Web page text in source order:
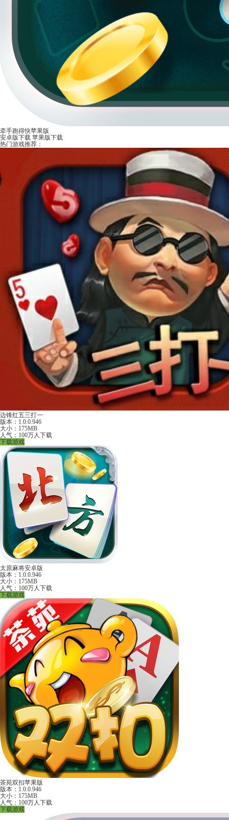
牵手跑得快苹果版
安卓版下载 苹果版下载
热门游戏推荐：
边锋红五三打一
版本：1.0.0.946
大小：175MB
人气：100万人下载
下载游戏
太原麻将安卓版
版本：1.0.0.946
大小：175MB
人气：100万人下载
下载游戏
茶苑双扣苹果版
版本：1.0.0.946
大小：175MB
人气：100万人下载
下载游戏